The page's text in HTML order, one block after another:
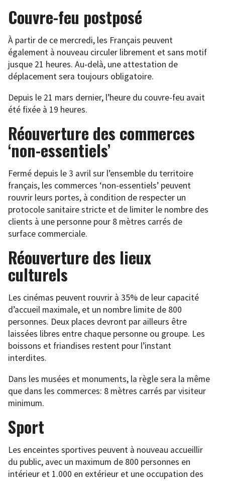
Couvre-feu postposé
À partir de ce mercredi, les Français peuvent
également à nouveau circuler librement et sans motif
jusque 21 heures. Au-delà, une attestation de
déplacement sera toujours obligatoire.
Depuis le 21 mars dernier, l’heure du couvre-feu avait
été fixée à 19 heures.
Réouverture des commerces
‘non-essentiels’
Fermé depuis le 3 avril sur l’ensemble du territoire
français, les commerces ‘non-essentiels’ peuvent
rouvrir leurs portes, à condition de respecter un
protocole sanitaire stricte et de limiter le nombre des
clients à une personne pour 8 mètres carrés de
surface commerciale.
Réouverture des lieux
culturels
Les cinémas peuvent rouvrir à 35% de leur capacité
d’accueil maximale, et un nombre limite de 800
personnes. Deux places devront par ailleurs être
laissées libres entre chaque personne ou groupe. Les
boissons et friandises restent pour l’instant
interdites.
Dans les musées et monuments, la règle sera la même
que dans les commerces: 8 mètres carrés par visiteur
minimum.
Sport
Les enceintes sportives peuvent à nouveau accueillir
du public, avec un maximum de 800 personnes en
intérieur et 1.000 en extérieur et une occupation des